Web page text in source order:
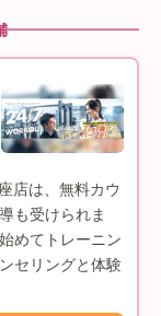
店は、無料カウ
も受けられま
めてトレーニン
セリングと体験